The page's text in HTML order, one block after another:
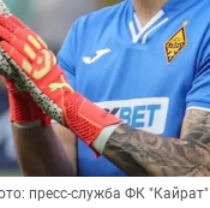
пресс-служба ФК "Кайрат"